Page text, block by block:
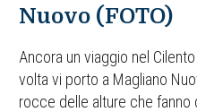
Nuovo (FOTO)
Ancora un viaggio nel
volta vi porto a Magliano
rocce delle alture che fanno